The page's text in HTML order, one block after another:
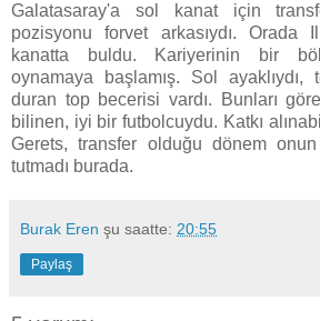
Galatasaray'a sol kanat için
pozisyonu forvet arkasıydı. Orada
kanatta buldu. Kariyerinin bir
oynamaya başlamış. Sol ayaklıydı,
duran top becerisi vardı. Bunları
bilinen, iyi bir futbolcuydu. Katkı
Gerets, transfer olduğu dönem
tutmadı burada.
Burak Eren şu saatte: 20:55
Paylaş